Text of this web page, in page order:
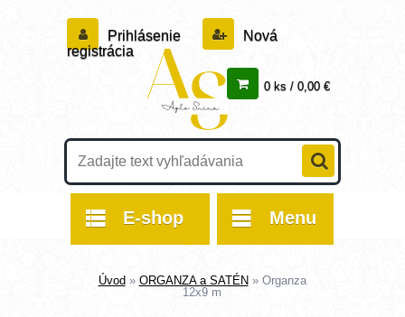
Prihlásenie
Nová
registrácia
0 ks / 0,00 €
E-shop Menu
Úvod » ORGANZA a SATÉN » Organza
12x9 m